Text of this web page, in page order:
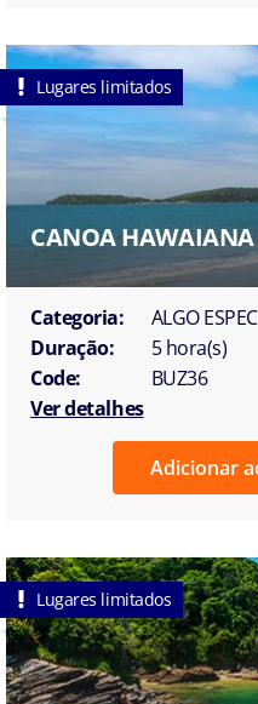
Lugares limitados
CANOA HAWAIANA
Categoria:
ALGO
Duração:
5 hora(s)
Code:
BUZ36
Ver detalhes
Adicionar
Lugares limitados